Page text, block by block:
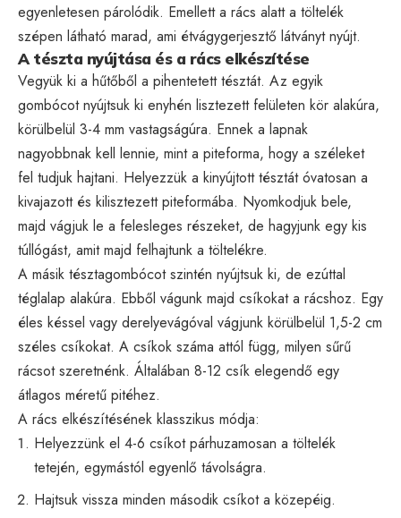
egyenletesen párolódik. Emellett a rács alatt a töltelék
szépen látható marad, ami étvágygerjesztő látványt nyújt.
A tészta nyújtása és a rács elkészítése
Vegyük ki a hűtőből a pihentetett tésztát. Az egyik
gombócot nyújtsuk ki enyhén lisztezett felületen kör alakúra,
körülbelül 3-4 mm vastagságúra. Ennek a lapnak
nagyobbnak kell lennie, mint a piteforma, hogy a széleket
fel tudjuk hajtani. Helyezzük a kinyújtott tésztát óvatosan a
kivajazott és kilisztezett piteformába. Nyomkodjuk bele,
majd vágjuk le a felesleges részeket, de hagyjunk egy kis
túllógást, amit majd felhajtunk a töltelékre.
A másik tésztagombócot szintén nyújtsuk ki, de ezúttal
téglalap alakúra. Ebből vágunk majd csíkokat a rácshoz. Egy
éles késsel vagy derelyevágóval vágjunk körülbelül 1,5-2 cm
széles csíkokat. A csíkok száma attól függ, milyen sűrű
rácsot szeretnénk. Általában 8-12 csík elegendő egy
átlagos méretű pitéhez.
A rács elkészítésének klasszikus módja:
Helyezzünk el 4-6 csíkot párhuzamosan a töltelék
tetején, egymástól egyenlő távolságra.
Hajtsuk vissza minden második csíkot a közepéig.